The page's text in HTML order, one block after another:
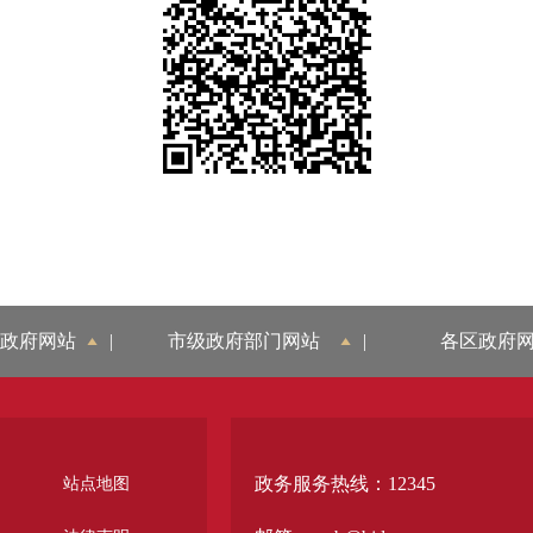
府网站 | 市级政府部门网站 | 各区政府
站点地图 政务服务热线：12345